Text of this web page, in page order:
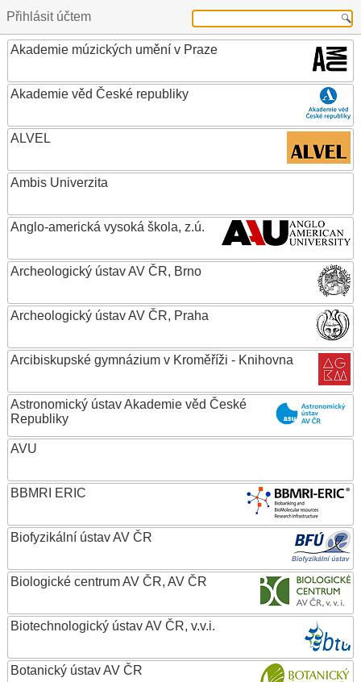
Přihlásit účtem
Akademie múzických umění v Praze
Akademie věd České republiky
ALVEL
Ambis Univerzita
Anglo-americká vysoká škola, z.ú.
Archeologický ústav AV ČR, Brno
Archeologický ústav AV ČR, Praha
Arcibiskupské gymnázium v Kroměříži - Knihovna
Astronomický ústav Akademie věd České
Republiky
AVU
BBMRI ERIC
Biofyzikální ústav AV ČR
Biologické centrum AV ČR, AV ČR
Biotechnologický ústav AV ČR, v.v.i.
Botanický ústav AV ČR